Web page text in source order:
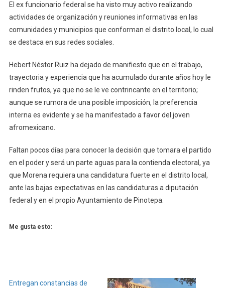
El ex funcionario federal se ha visto muy activo realizando
actividades de organización y reuniones informativas en las
comunidades y municipios que conforman el distrito local, lo cual
se destaca en sus redes sociales.
Hebert Néstor Ruiz ha dejado de manifiesto que en el trabajo,
trayectoria y experiencia que ha acumulado durante años hoy le
rinden frutos, ya que no se le ve contrincante en el territorio;
aunque se rumora de una posible imposición, la preferencia
interna es evidente y se ha manifestado a favor del joven
afromexicano.
Faltan pocos días para conocer la decisión que tomara el partido
en el poder y será un parte aguas para la contienda electoral, ya
que Morena requiera una candidatura fuerte en el distrito local,
ante las bajas expectativas en las candidaturas a diputación
federal y en el propio Ayuntamiento de Pinotepa.
Me gusta esto:
Entregan constancias de